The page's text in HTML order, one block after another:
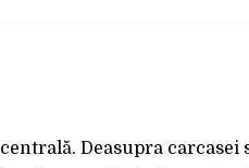
Deasupra carcasei